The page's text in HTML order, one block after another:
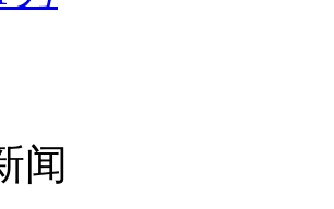
闻